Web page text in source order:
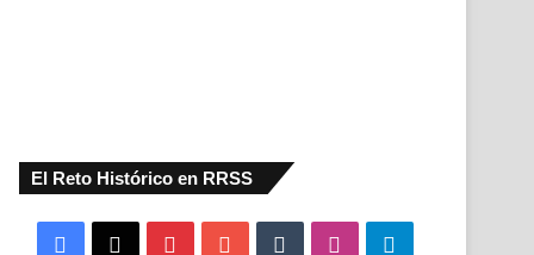
El Reto Histórico en RRSS
Facebook PinterestYouTubeTumblr Instagram